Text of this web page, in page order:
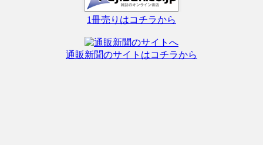
1冊売りはコチラから
通販新聞のサイトはコチラから